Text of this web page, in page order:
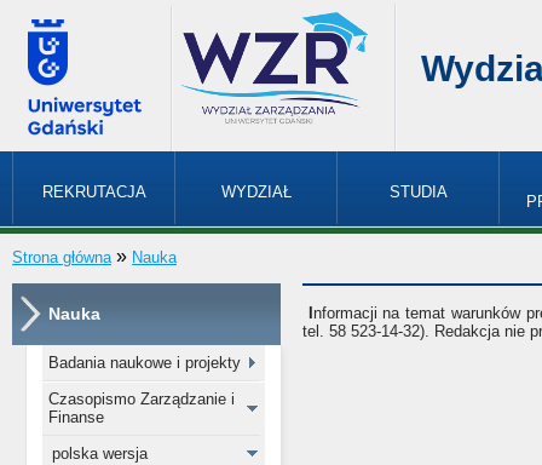
REKRUTACJA WYDZIAŁ STUDIA
Strona główna » Nauka
Nauka
Badania naukowe i projekty
Czasopismo Zarządzanie i
Finanse
polska wersja
nformacji na temat warunków
tel. 58 523-14-32). Redakcja nie